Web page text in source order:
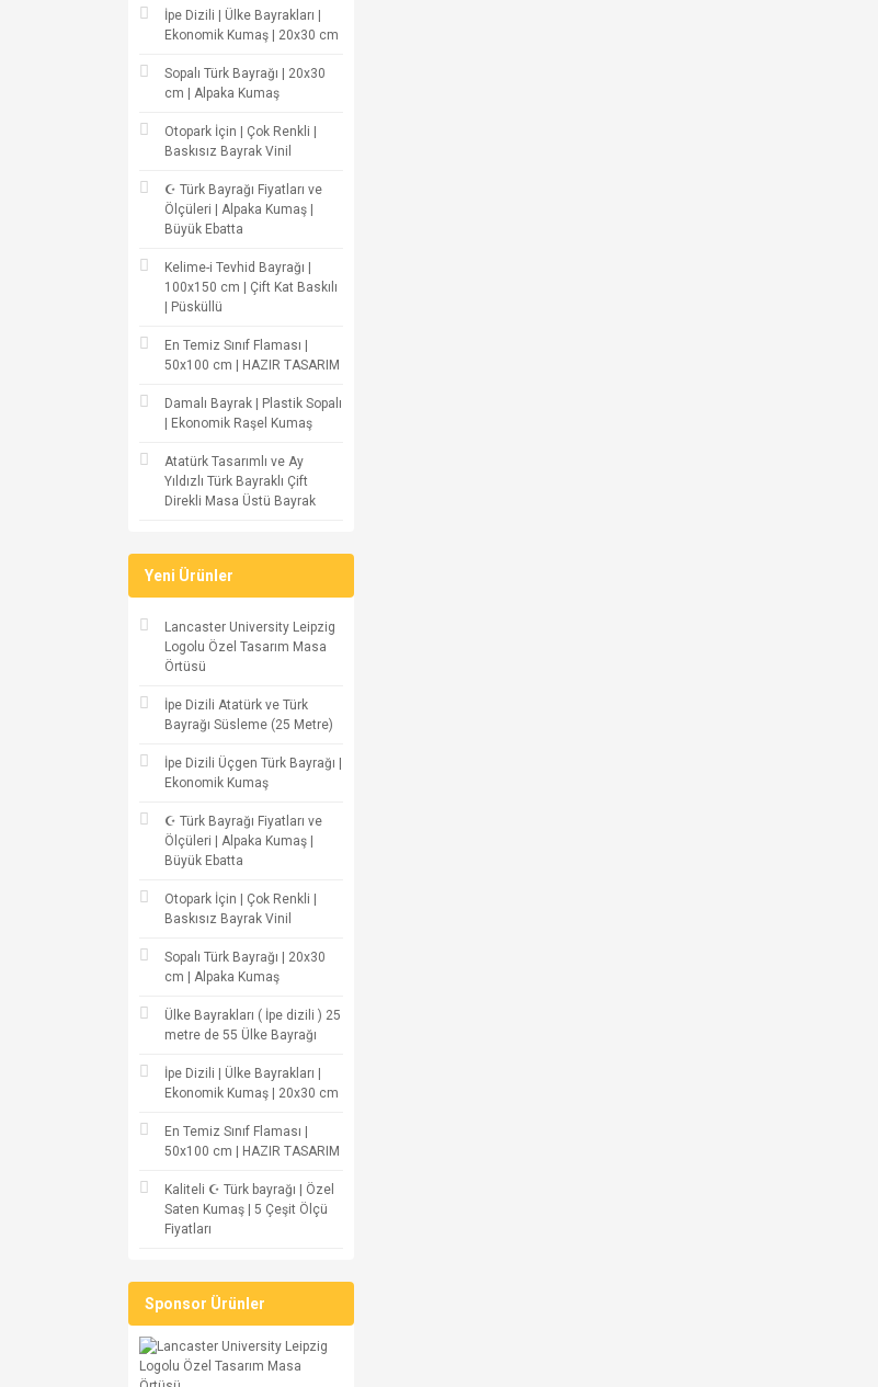
İpe Dizili | Ülke Bayrakları |
Ekonomik Kumaş | 20x30 cm
Sopalı Türk Bayrağı | 20x30
cm | Alpaka Kumaş
Otopark İçin | Çok Renkli |
Baskısız Bayrak Vinil
☪ Türk Bayrağı Fiyatları ve
Ölçüleri | Alpaka Kumaş |
Büyük Ebatta
Kelime-i Tevhid Bayrağı |
100x150 cm | Çift Kat Baskılı
| Püsküllü
En Temiz Sınıf Flaması |
50x100 cm | HAZIR TASARIM
Damalı Bayrak | Plastik Sopalı
| Ekonomik Raşel Kumaş
Atatürk Tasarımlı ve Ay
Yıldızlı Türk Bayraklı Çift
Direkli Masa Üstü Bayrak
Yeni Ürünler
Lancaster University Leipzig
Logolu Özel Tasarım Masa
Örtüsü
İpe Dizili Atatürk ve Türk
Bayrağı Süsleme (25 Metre)
İpe Dizili Üçgen Türk Bayrağı |
Ekonomik Kumaş
☪ Türk Bayrağı Fiyatları ve
Ölçüleri | Alpaka Kumaş |
Büyük Ebatta
Otopark İçin | Çok Renkli |
Baskısız Bayrak Vinil
Sopalı Türk Bayrağı | 20x30
cm | Alpaka Kumaş
Ülke Bayrakları ( İpe dizili ) 25
metre de 55 Ülke Bayrağı
İpe Dizili | Ülke Bayrakları |
Ekonomik Kumaş | 20x30 cm
En Temiz Sınıf Flaması |
50x100 cm | HAZIR TASARIM
Kaliteli ☪ Türk bayrağı | Özel
Saten Kumaş | 5 Çeşit Ölçü
Fiyatları
Sponsor Ürünler